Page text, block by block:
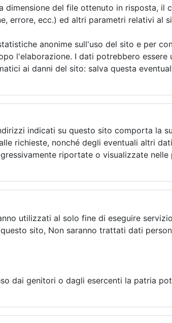
dimensione del file ottenuto in risposta, il
errore, ecc.) ed altri parametri relativi al
anonime sull'uso del sito e per
l'elaborazione. I dati potrebbero essere
ai danni del sito: salva questa
indicati su questo sito comporta la
richieste, nonché degli eventuali altri
riportate o visualizzate nelle
utilizzati al solo fine di eseguire
sito, Non saranno trattati dati
dai genitori o dagli esercenti la patria